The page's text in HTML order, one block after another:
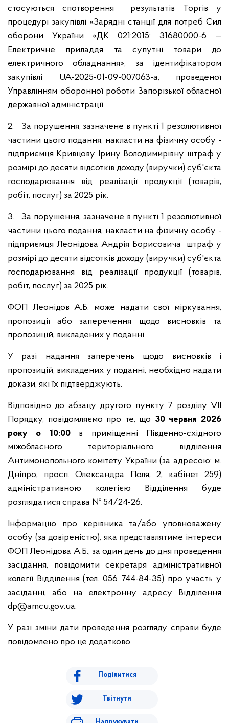
стосуються спотворення результатів Торгів у
процедурі закупівлі «Зарядні станції для потреб Сил
оборони України «ДК 021:2015: 31680000-6 —
Електричне приладдя та супутні товари до
електричного обладнання», за ідентифікатором
закупівлі UA-2025-01-09-007063-а, проведеної
Управлінням оборонної роботи Запорізької обласної
державної адміністрації.
2. За порушення, зазначене в пункті 1 резолютивної
частини цього подання, накласти на фізичну особу -
підприємця Кривцову Ірину Володимирівну штраф у
розмірі до десяти відсотків доходу (виручки) суб'єкта
господарювання від реалізації продукції (товарів,
робіт, послуг) за 2025 рік.
3. За порушення, зазначене в пункті 1 резолютивної
частини цього подання, накласти на фізичну особу -
підприємця Леонідова Андрія Борисовича штраф у
розмірі до десяти відсотків доходу (виручки) суб'єкта
господарювання від реалізації продукції (товарів,
робіт, послуг) за 2025 рік.
ФОП Леонідов А.Б. може надати свої міркування,
пропозиції або заперечення щодо висновків та
пропозицій, викладених у поданні.
У разі надання заперечень щодо висновків і
пропозицій, викладених у поданні, необхідно надати
докази, які їх підтверджують.
Відповідно до абзацу другого пункту 7 розділу VІІ
Порядку, повідомляємо про те, що 30 червня 2026
року о 10:00в приміщенні Південно-східного
міжобласного територіального відділення
Антимонопольного комітету України (за адресою: м.
Дніпро, просп. Олександра Поля, 2, кабінет 259)
адміністративною колегією Відділення буде
розглядатися справа № 54/24-26.
Інформацію про керівника та/або уповноважену
особу (за довіреністю), яка представлятиме інтереси
ФОП Леонідова А.Б., за один день до дня проведення
засідання, повідомити секретаря адміністративної
колегії Відділення (тел. 056 744-84-35) про участь у
засіданні, або на електронну адресу Відділення
dp@amcu.gov.ua.
У разі зміни дати проведення розгляду справи буде
повідомлено про це додатково.
Поділитися
Твітнути